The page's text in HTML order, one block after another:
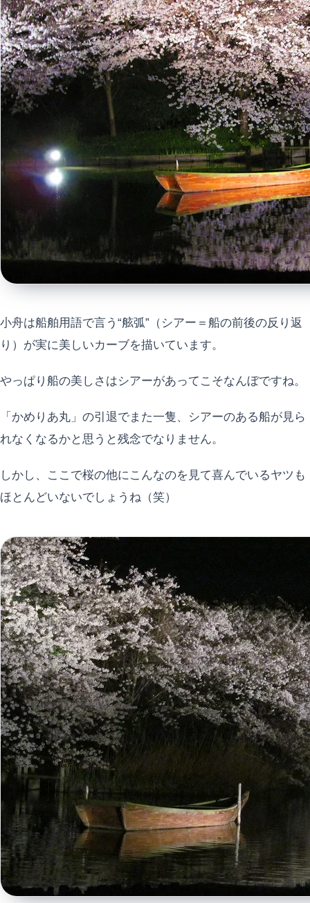
小舟は船舶用語で言う“舷弧”（シアー＝船の前後の反り返
り）が実に美しいカーブを描いています。
やっぱり船の美しさはシアーがあってこそなんぼですね。
「かめりあ丸」の引退でまた一隻、シアーのある船が見ら
れなくなるかと思うと残念でなりません。
しかし、ここで桜の他にこんなのを見て喜んでいるヤツも
ほとんどいないでしょうね（笑）